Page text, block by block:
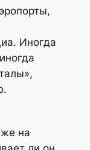
Иногда
на